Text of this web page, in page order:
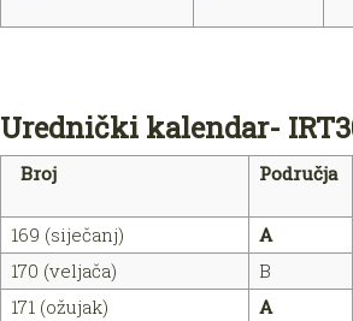
Urednički kalendar-
Broj Područja
169 (siječanj)
A
170 (veljača)
B
171 (ožujak)
A